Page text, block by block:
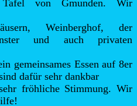
von Gmunden. Wir
Weinberghof, der
und auch privaten
gemeinsames Essen auf 8er
dafür sehr dankbar
fröhliche Stimmung. Wir